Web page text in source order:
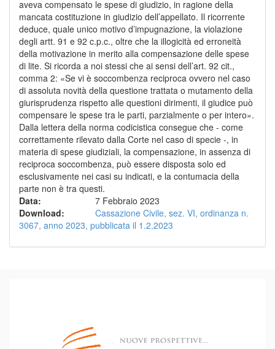
aveva compensato le spese di giudizio, in ragione della
mancata costituzione in giudizio dell’appellato. Il ricorrente
deduce, quale unico motivo d’impugnazione, la violazione
degli artt. 91 e 92 c.p.c., oltre che la illogicità ed erroneità
della motivazione in merito alla compensazione delle spese
di lite. Si ricorda a noi stessi che ai sensi dell’art. 92 cit.,
comma 2: «Se vi è soccombenza reciproca ovvero nel caso
di assoluta novità della questione trattata o mutamento della
giurisprudenza rispetto alle questioni dirimenti, il giudice può
compensare le spese tra le parti, parzialmente o per intero».
Dalla lettera della norma codicistica consegue che - come
correttamente rilevato dalla Corte nel caso di specie -, in
materia di spese giudiziali, la compensazione, in assenza di
reciproca soccombenza, può essere disposta solo ed
esclusivamente nei casi su indicati, e la contumacia della
parte non è tra questi.
Data:
7 Febbraio 2023
Download:
Cassazione Civile, sez. VI, ordinanza n.
3067, anno 2023, pubblicata il 1.2.2023